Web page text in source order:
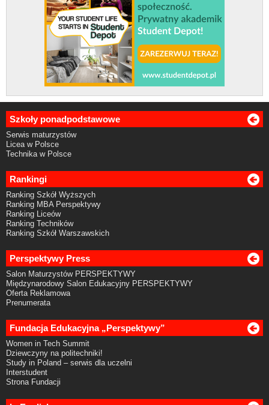
Szkoły ponadpodstawowe
Serwis maturzystów
Licea w Polsce
Technika w Polsce
Rankingi
Ranking Szkół Wyższych
Ranking MBA Perspektywy
Ranking Liceów
Ranking Techników
Ranking Szkół Warszawskich
Perspektywy Press
Salon Maturzystów PERSPEKTYWY
Międzynarodowy Salon Edukacyjny PERSPEKTYWY
Oferta Reklamowa
Prenumerata
Fundacja Edukacyjna „Perspektywy”
Women in Tech Summit
Dziewczyny na politechniki!
Study in Poland – serwis dla uczelni
Interstudent
Strona Fundacji